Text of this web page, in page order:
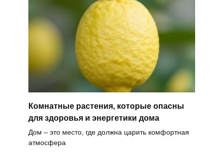
Комнатные растения, которые опасны
для здоровья и энергетики дома
Дом – это место, где должна царить комфортная
атмосфера